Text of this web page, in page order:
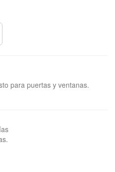
para puertas y ventanas.